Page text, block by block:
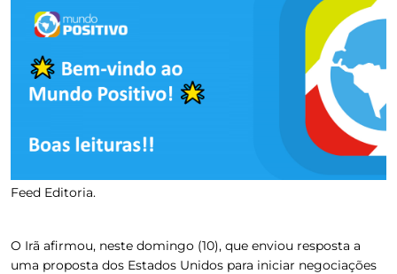
Feed Editoria.
O Irã afirmou, neste domingo (10), que enviou resposta a
uma proposta dos Estados Unidos para iniciar negociações